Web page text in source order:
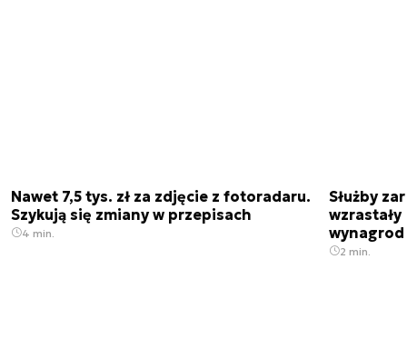
Nawet 7,5 tys. zł za zdjęcie z fotoradaru.
Szykują się zmiany w przepisach
4 min.
Służby
2 min.